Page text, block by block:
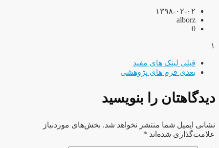
۱۳۹۸-۰۲-۰۲
alborz
0
۱
قبلی لینک های مفید
بعدی فرم های پژوهشی
دیدگاهتان را بنویسید
نشانی ایمیل شما منتشر نخواهد شد. بخش‌های موردنیاز
علامت‌گذاری شده‌اند *